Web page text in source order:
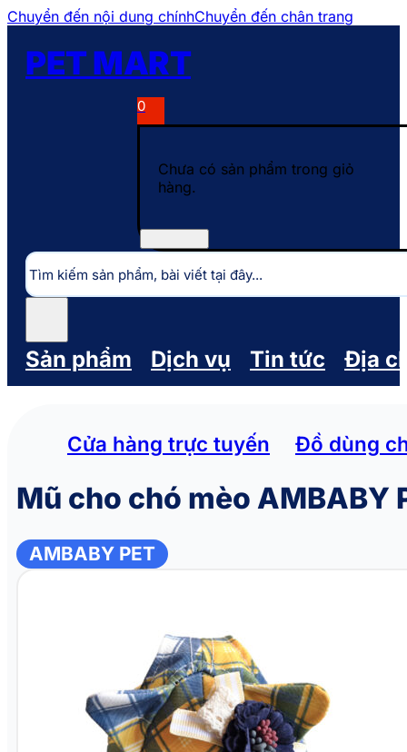
Chuyển đến nội dung chínhChuyển đến chân trang
PET MART
Tìm
kiếm
0
Chưa có sản phẩm trong giỏ
hàng.
Sản phẩm Dịch vụ Tin tức Địa
Cửa hàng trực tuyến Đồ dùng
Mũ cho chó mèo AMBABY
AMBABY PET